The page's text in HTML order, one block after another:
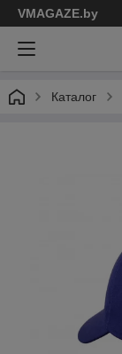
VMAGAZE.by
Каталог